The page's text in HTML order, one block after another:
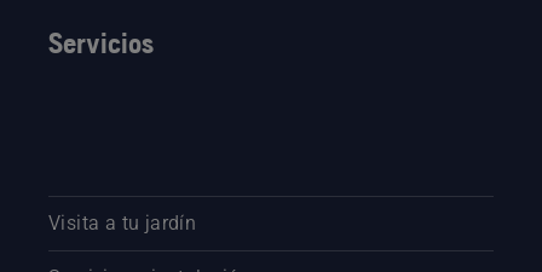
Servicios
Visita a tu jardín